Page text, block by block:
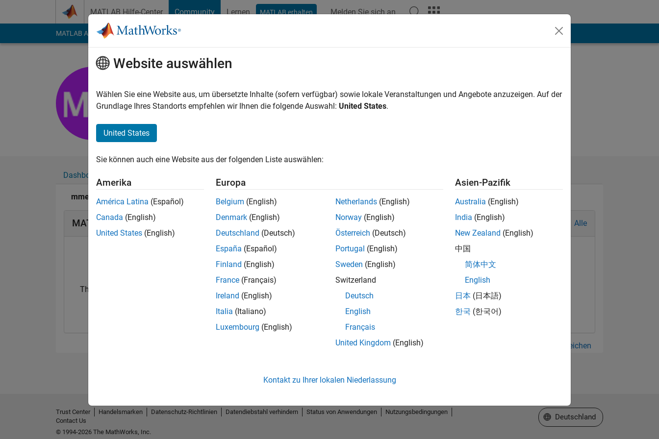
MATLAB Hilfe-Center Community Lernen MATLAB erhalten Melden Sie sich an
MATLAB Answers File Exchange Cody
Aktiv seit 2012
Followers:0 Following:0
Dashboard
mmenvo's Abzeichen
MATLAB Answers Abzeichen Alle
Thankful Level 1
Alle anzeigen Abzeichen
Website auswählen
Wählen Sie eine Website aus, um übersetzte Inhalte (sofern verfügbar) sowie lokale Veranstaltungen und Angebote anzuzeigen. Auf der
Grundlage Ihres Standorts empfehlen wir Ihnen die folgende Auswahl: United States.
United States
Sie können auch eine Website aus der folgenden Liste auswählen:
Amerika
América Latina (Español)
Canada (English)
United States (English)
Europa
Belgium (English)
Denmark (English)
Deutschland (Deutsch)
España (Español)
Finland (English)
France (Français)
Ireland (English)
Italia (Italiano)
Luxembourg (English)
Netherlands (English)
Norway (English)
Österreich (Deutsch)
Portugal (English)
Sweden (English)
Switzerland
Deutsch
English
Français
United Kingdom (English)
Asien-Pazifik
Australia (English)
India (English)
New Zealand (English)
中国
简体中文
English
日本 (日本語)
한국 (한국어)
Kontakt zu Ihrer lokalen Niederlassung
Trust Center Handelsmarken Datenschutz-Richtlinien Datendiebstahl verhindern Status von Anwendungen
Nutzungsbedingungen
Contact Us
© 1994-2026 The MathWorks, Inc.
Website auswählen
Deutschland